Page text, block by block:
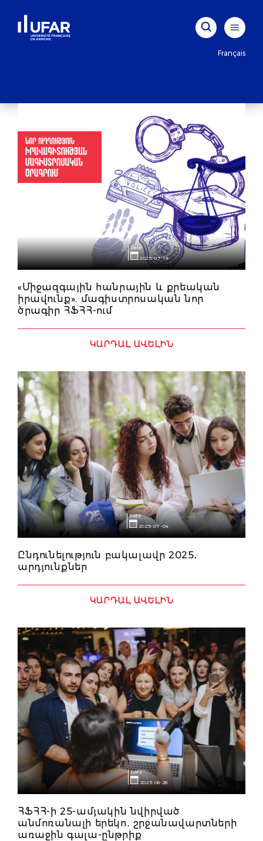
Français
Date
2025-07-19
«Միջազգային հանրային և քրեական
իրավունք». մագիստրոսական նոր
ծրագիր ՀՖՀՀ-ում
ԿԱՐԴԱԼ ԱՎԵԼԻՆ
Date
2025-07-04
Ընդունելություն բակալավր 2025․
արդյունքներ
ԿԱՐԴԱԼ ԱՎԵԼԻՆ
Date
2025-06-26
ՀՖՀՀ-ի 25-ամյակին նվիրված
անմոռանալի երեկո․ շրջանավարտների
առաջին գալա-ընթրիք